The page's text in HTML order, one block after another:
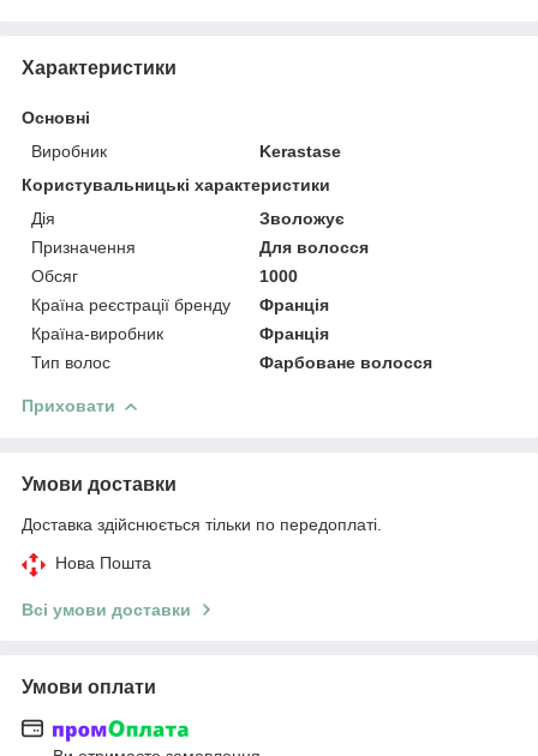
Характеристики
Основні
Виробник
Kerastase
Користувальницькі характеристики
Дія
Зволожує
Призначення
Для волосся
Обсяг
1000
Країна реєстрації бренду
Франція
Країна-виробник
Франція
Тип волос
Фарбоване волосся
Приховати
Умови доставки
Доставка здійснюється тільки по передоплаті.
Нова Пошта
Всі умови доставки
Умови оплати